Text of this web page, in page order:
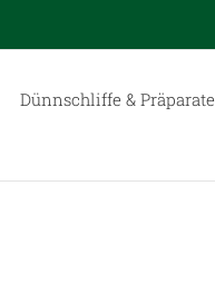
Dünnschliffe & Präparate